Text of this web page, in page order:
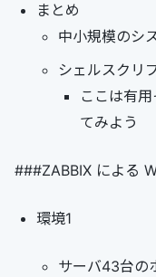
まとめ
中小規模のシ
シェルスクリ
ここは有
てみよう
###ZABBIX による
環境1
サーバ43台の